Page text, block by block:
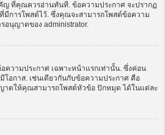
ญ ที่คุณควรอ่านทันที. ข้อความประกาศ จะปรากฏ
การโพสต์ไว้. ซึ่งคุณจะสามารถโพสต์ข้อความ
อนุญาตของ administrator.
วามประกาศ เฉพาะหน้าแรกเท่านั้น. ซึ่งค่อน
อกาส. เช่นเดียวกันกับข้อความประกาศ คือ
าตให้คุณสามารถโพสต์หัวข้อ ปักหมุด ได้ในแต่ละ